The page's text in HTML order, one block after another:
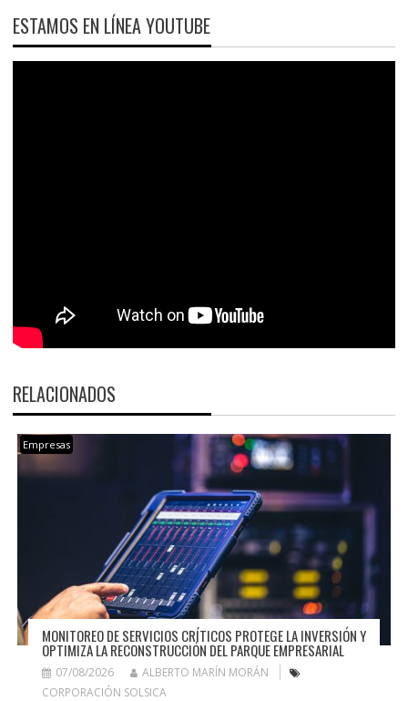
ESTAMOS EN LÍNEA YOUTUBE
RELACIONADOS
Empresas
MONITOREO DE SERVICIOS CRÍTICOS PROTEGE LA INVERSIÓN Y
OPTIMIZA LA RECONSTRUCCIÓN DEL PARQUE EMPRESARIAL
07/08/2026
ALBERTO MARÍN MORÁN
CORPORACIÓN SOLSICA